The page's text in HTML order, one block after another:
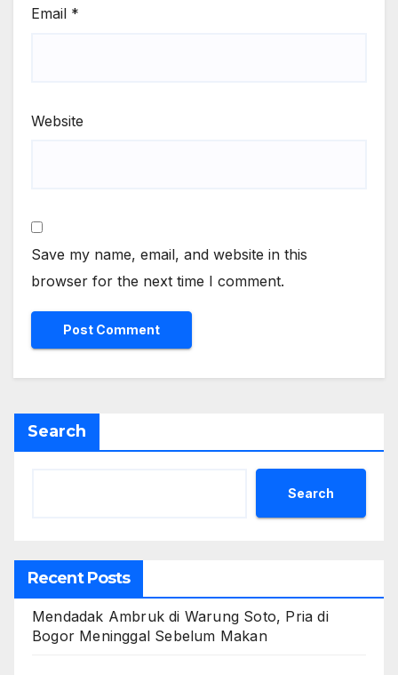
Email *
Website
Save my name, email, and website in this
browser for the next time I comment.
Search
Search
Recent Posts
Mendadak Ambruk di Warung Soto, Pria di
Bogor Meninggal Sebelum Makan